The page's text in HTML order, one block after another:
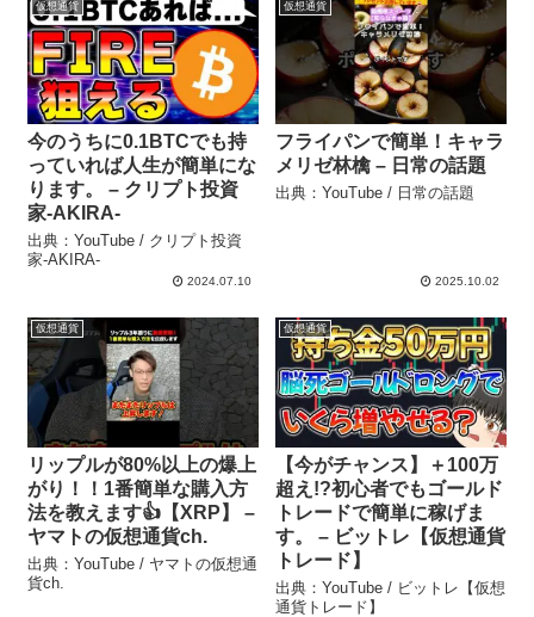
仮想通貨
今のうちに0.1BTCでも持
っていれば人生が簡単にな
ります。 – クリプト投資
家-AKIRA-
出典：YouTube / クリプト投資
家-AKIRA-
2024.07.10
仮想通貨
フライパンで簡単！キャラ
メリゼ林檎 – 日常の話題
出典：YouTube / 日常の話題
2025.10.02
仮想通貨
リップルが80%以上の爆上
がり！！1番簡単な購入方
法を教えます👍【XRP】 –
ヤマトの仮想通貨ch.
出典：YouTube / ヤマトの仮想通
貨ch.
仮想通貨
【今がチャンス】＋100万
超え!?初心者でもゴールド
トレードで簡単に稼げま
す。 – ビットレ【仮想通貨
トレード】
出典：YouTube / ビットレ【仮想
通貨トレード】